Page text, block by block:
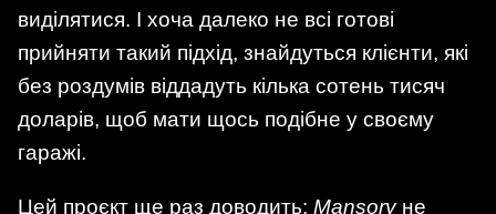
виділятися. І хоча далеко не всі готові
прийняти такий підхід, знайдуться клієнти, які
без роздумів віддадуть кілька сотень тисяч
доларів, щоб мати щось подібне у своєму
гаражі.
Цей проєкт ще раз доводить: Mansoryне